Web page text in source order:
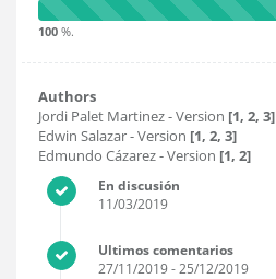
100 %.
Authors
Jordi Palet Martinez- Version [1, 2, 3]
Edwin Salazar- Version [1, 2, 3]
Edmundo Cázarez- Version [1, 2]
En discusión
11/03/2019
Ultimos comentarios
27/11/2019- 25/12/2019